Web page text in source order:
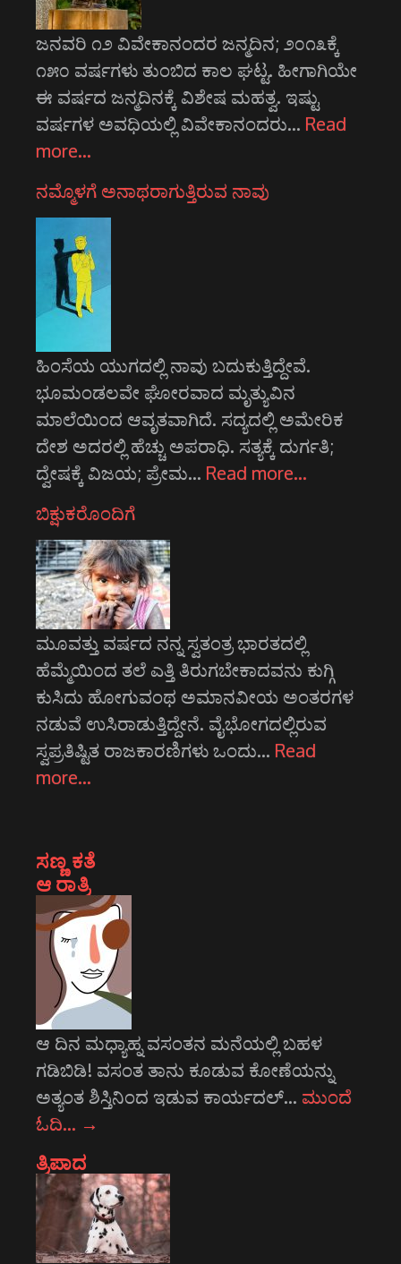
ಜನವರಿ ೧೨ ವಿವೇಕಾನಂದರ ಜನ್ಮದಿನ; ೨೦೧೩ಕ್ಕೆ
೧೫೦ ವರ್ಷಗಳು ತುಂಬಿದ ಕಾಲ ಘಟ್ಟ. ಹೀಗಾಗಿಯೇ
ಈ ವರ್ಷದ ಜನ್ಮದಿನಕ್ಕೆ ವಿಶೇಷ ಮಹತ್ವ. ಇಷ್ಟು
ವರ್ಷಗಳ ಅವಧಿಯಲ್ಲಿ ವಿವೇಕಾನಂದರು… Read
more…
ನಮ್ಮೊಳಗೆ ಅನಾಥರಾಗುತ್ತಿರುವ ನಾವು
ಹಿಂಸೆಯ ಯುಗದಲ್ಲಿ ನಾವು ಬದುಕುತ್ತಿದ್ದೇವೆ.
ಭೂಮಂಡಲವೇ ಘೋರವಾದ ಮೃತ್ಯುವಿನ
ಮಾಲೆಯಿಂದ ಆವೃತವಾಗಿದೆ. ಸದ್ಯದಲ್ಲಿ ಅಮೇರಿಕ
ದೇಶ ಅದರಲ್ಲಿ ಹೆಚ್ಚು ಅಪರಾಧಿ. ಸತ್ಯಕ್ಕೆ ದುರ್ಗತಿ;
ದ್ವೇಷಕ್ಕೆ ವಿಜಯ; ಪ್ರೇಮ… Read more…
ಬಿಕ್ಷುಕರೊಂದಿಗೆ
ಮೂವತ್ತು ವರ್ಷದ ನನ್ನ ಸ್ವತಂತ್ರ ಭಾರತದಲ್ಲಿ
ಹೆಮ್ಮೆಯಿಂದ ತಲೆ ಎತ್ತಿ ತಿರುಗಬೇಕಾದವನು ಕುಗ್ಗಿ
ಕುಸಿದು ಹೋಗುವಂಥ ಅಮಾನವೀಯ ಅಂತರಗಳ
ನಡುವೆ ಉಸಿರಾಡುತ್ತಿದ್ದೇನೆ. ವೈಭೋಗದಲ್ಲಿರುವ
ಸ್ವಪ್ರತಿಷ್ಟಿತ ರಾಜಕಾರಣಿಗಳು ಒಂದು… Read
more…
ಸಣ್ಣ ಕತೆ
ಆ ರಾತ್ರಿ
ಆ ದಿನ ಮಧ್ಯಾಹ್ನ ವಸಂತನ ಮನೆಯಲ್ಲಿ ಬಹಳ
ಗಡಿಬಿಡಿ! ವಸಂತ ತಾನು ಕೂಡುವ ಕೋಣೆಯನ್ನು
ಅತ್ಯಂತ ಶಿಸ್ತಿನಿಂದ ಇಡುವ ಕಾರ್ಯದಲ್… ಮುಂದೆ
ಓದಿ… →
ತ್ರಿಪಾದ